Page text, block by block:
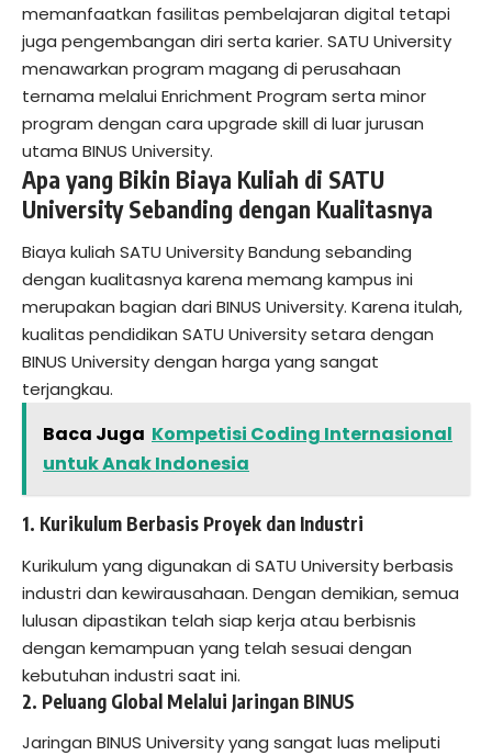
memanfaatkan fasilitas pembelajaran digital tetapi
juga pengembangan diri serta karier. SATU University
menawarkan program magang di perusahaan
ternama melalui Enrichment Program serta minor
program dengan cara upgrade skill di luar jurusan
utama BINUS University.
Apa yang Bikin Biaya Kuliah di SATU
University Sebanding dengan Kualitasnya
Biaya kuliah SATU University Bandung sebanding
dengan kualitasnya karena memang kampus ini
merupakan bagian dari BINUS University. Karena itulah,
kualitas pendidikan SATU University setara dengan
BINUS University dengan harga yang sangat
terjangkau.
Baca Juga Kompetisi Coding Internasional
untuk Anak Indonesia
1. Kurikulum Berbasis Proyek dan Industri
Kurikulum yang digunakan di SATU University berbasis
industri dan kewirausahaan. Dengan demikian, semua
lulusan dipastikan telah siap kerja atau berbisnis
dengan kemampuan yang telah sesuai dengan
kebutuhan industri saat ini.
2. Peluang Global Melalui Jaringan BINUS
Jaringan BINUS University yang sangat luas meliputi